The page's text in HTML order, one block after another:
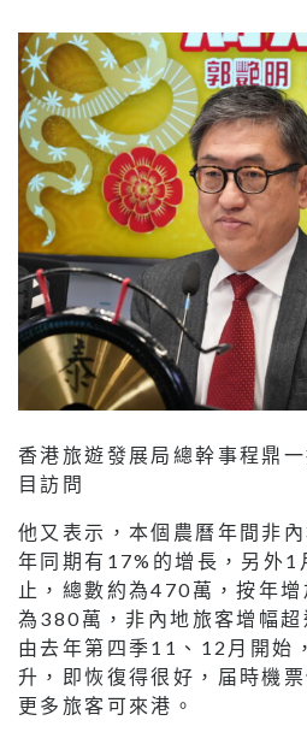
香港旅遊發展局總幹事程鼎
目訪問
他又表示，本個農曆年間非
年同期有17%的增長，另外1
止，總數約為470萬，按年
為380萬，非內地旅客增幅超
由去年第四季11、12月開始
升，即恢復得很好，届時機
更多旅客可來港。